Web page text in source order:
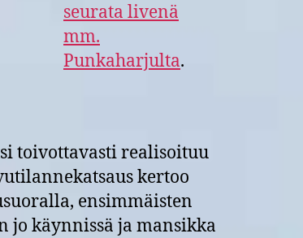
seurata livenä
mm.
Punkaharjulta.
toivottavasti realisoituu
kertoo
ensimmäisten
jo käynnissä ja mansikka